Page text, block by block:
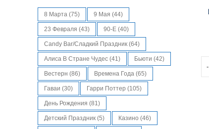
8 Марта (75) 9 Мая (44)
23 Февраля (43) 90-Е (40)
Candy Bar/Сладкий Праздник (64)
Алиса В Стране Чудес (41) Бьюти (42)
Вестерн (86) Времена Года (65)
Гаваи (30) Гарри Поттер (105)
День Рождения (81)
Детский Праздник (5) Казино (46)